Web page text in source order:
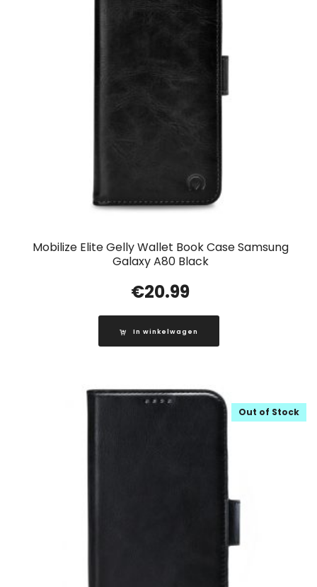
Mobilize Elite Gelly Wallet Book Case Samsung
Galaxy A80 Black
€20.99
In winkelwagen
Out of Stock